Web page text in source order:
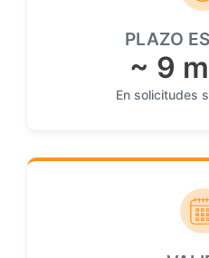
PLAZO
~ 9
En solicitudes